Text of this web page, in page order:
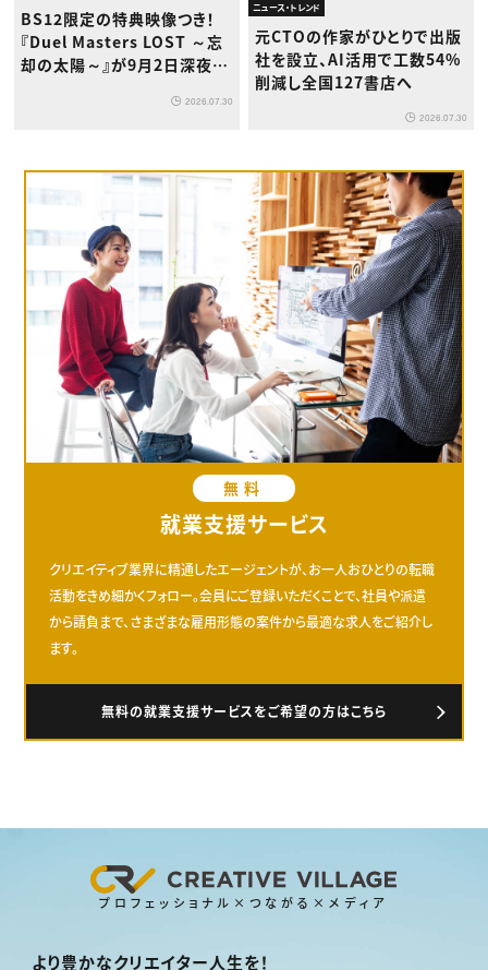
BS12限定の特典映像つき！
『Duel Masters LOST ～忘
却の太陽～』が9月2日深夜か
2026.07.30
ニュース・トレンド
元CTOの作家がひとりで出版
社を設立、AI活用で工数54%
削減し全国127書店へ
2026.07.30
無料
就業支援サービス
クリエイティブ業界に精通したエージェントが、お一人おひとりの転職
活動をきめ細かくフォロー。会員にご登録いただくことで、社員や派遣
から請負まで、さまざまな雇用形態の案件から最適な求人をご紹介し
ます。
無料の就業支援サービスをご希望の方はこちら
プロフェッショナル×つながる×メディア
より豊かなクリエイター人生を！